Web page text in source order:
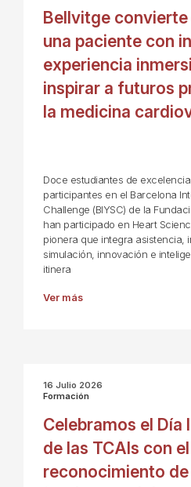
Bellvitge
una paciente con
experiencia
inspirar a futuros
la medicina
Doce estudiantes de
participantes en el Barcelona
Challenge (BIYSC) de la
han participado en Heart
pionera que integra asistencia,
simulación, innovación e
itinera
Ver más
16 Julio 2026
Formación
Celebramos el Día
de las TCAIs con el
reconocimiento de